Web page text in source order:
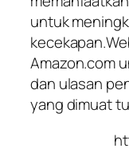
untuk
Amazon.com
dan ulasan
yang dimuat